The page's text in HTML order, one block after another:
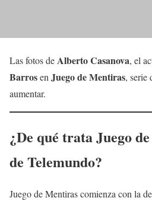
Las fotos deAlberto Casanova, el
Barrosen Juego de Mentiras, serie
aumentar.
¿De qué trataJuego
de Telemundo?
Juego de Mentiras comienza con la